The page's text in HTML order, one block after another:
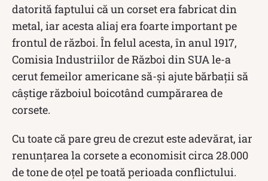
datorită faptului că un corset era fabricat din
metal, iar acesta aliaj era foarte important pe
frontul de război. În felul acesta, în anul 1917,
Comisia Industriilor de Război din SUA le-a
cerut femeilor americane să-şi ajute bărbaţii să
câştige războiul boicotând cumpărarea de
corsete.
Cu toate că pare greu de crezut este adevărat, iar
renunţarea la corsete a economisit circa 28.000
de tone de oţel pe toată perioada conflictului.